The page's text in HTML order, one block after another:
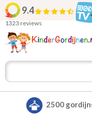
9.4
1323 reviews
Alle